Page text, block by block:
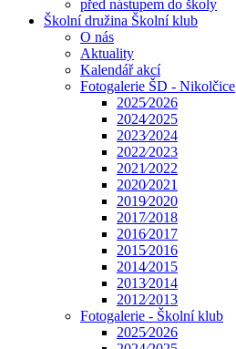
před nástupem do školy
Školní družina Školní klub
O nás
Aktuality
Kalendář akcí
Fotogalerie ŠD - Nikolčice
2025⁄2026
2024⁄2025
2023⁄2024
2022⁄2023
2021⁄2022
2020⁄2021
2019⁄2020
2017⁄2018
2016⁄2017
2015⁄2016
2014⁄2015
2013⁄2014
2012⁄2013
Fotogalerie - Školní klub
2025⁄2026